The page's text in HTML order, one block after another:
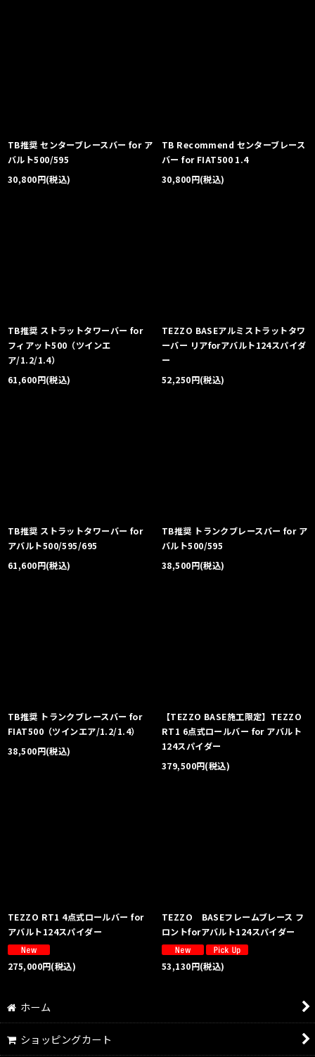
TB推奨 センターブレースバー for ア
バルト500/595
30,800円(税込)
TB Recommend センターブレース
バー for FIAT500 1.4
30,800円(税込)
TB推奨 ストラットタワーバー for
フィアット500（ツインエ
ア/1.2/1.4）
61,600円(税込)
TEZZO BASEアルミストラットタワ
ーバー リアforアバルト124スパイダ
ー
52,250円(税込)
TB推奨 ストラットタワーバー for
アバルト500/595/695
61,600円(税込)
TB推奨 トランクブレースバー for ア
バルト500/595
38,500円(税込)
TB推奨 トランクブレースバー for
FIAT500（ツインエア/1.2/1.4）
38,500円(税込)
【TEZZO BASE施工限定】TEZZO
RT1 6点式ロールバー for アバルト
124スパイダー
379,500円(税込)
TEZZO RT1 4点式ロールバー for
アバルト124スパイダー
275,000円(税込)
TEZZO BASEフレームブレース フ
ロントforアバルト124スパイダー
53,130円(税込)
ホーム
ショッピングカート